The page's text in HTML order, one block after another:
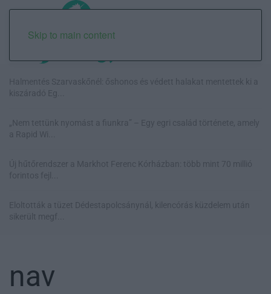
Skip to main content
Halmentés Szarvaskőnél: őshonos és védett halakat mentettek ki a
kiszáradó Eg...
„Nem tettünk nyomást a fiunkra” – Egy egri család története, amely
a Rapid Wi...
Új hűtőrendszer a Markhot Ferenc Kórházban: több mint 70 millió
forintos fejl...
Eloltották a tüzet Dédestapolcsánynál, kilencórás küzdelem után
sikerült megf...
nav